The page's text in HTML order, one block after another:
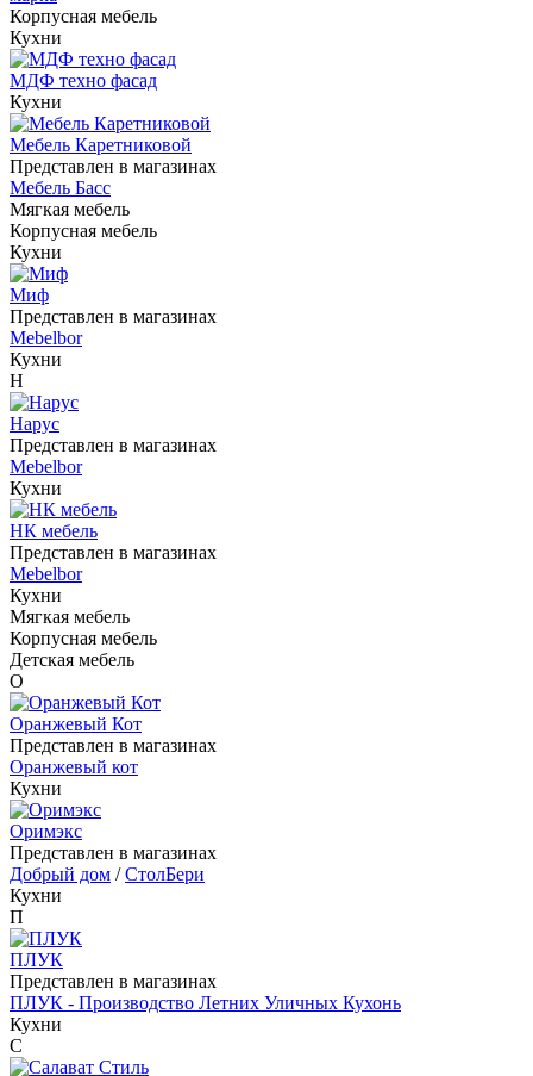
Корпусная мебель
Кухни
МДФ техно фасад
Кухни
Мебель Каретниковой
Представлен в магазинах
Мебель Басс
Мягкая мебель
Корпусная мебель
Кухни
Миф
Представлен в магазинах
Mebelbor
Кухни
Н
Нарус
Представлен в магазинах
Mebelbor
Кухни
НК мебель
Представлен в магазинах
Mebelbor
Кухни
Мягкая мебель
Корпусная мебель
Детская мебель
О
Оранжевый Кот
Представлен в магазинах
Оранжевый кот
Кухни
Оримэкс
Представлен в магазинах
Добрый дом /СтолБери
Кухни
П
ПЛУК
Представлен в магазинах
ПЛУК - Производство Летних Уличных Кухонь
Кухни
С